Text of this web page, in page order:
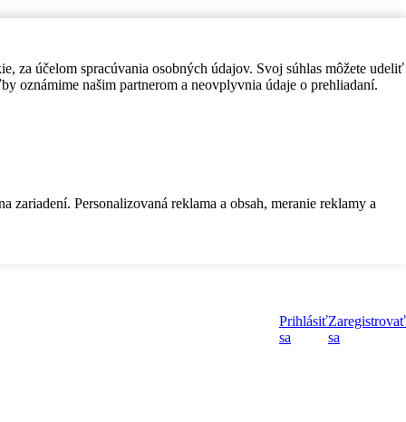
za účelom spracúvania osobných údajov. Svoj súhlas môžete udeliť
oznámime našim partnerom a neovplyvnia údaje o prehliadaní.
Personalizovaná reklama a obsah, meranie reklamy a
Prihlásiť
sa
Zaregistrovať
sa